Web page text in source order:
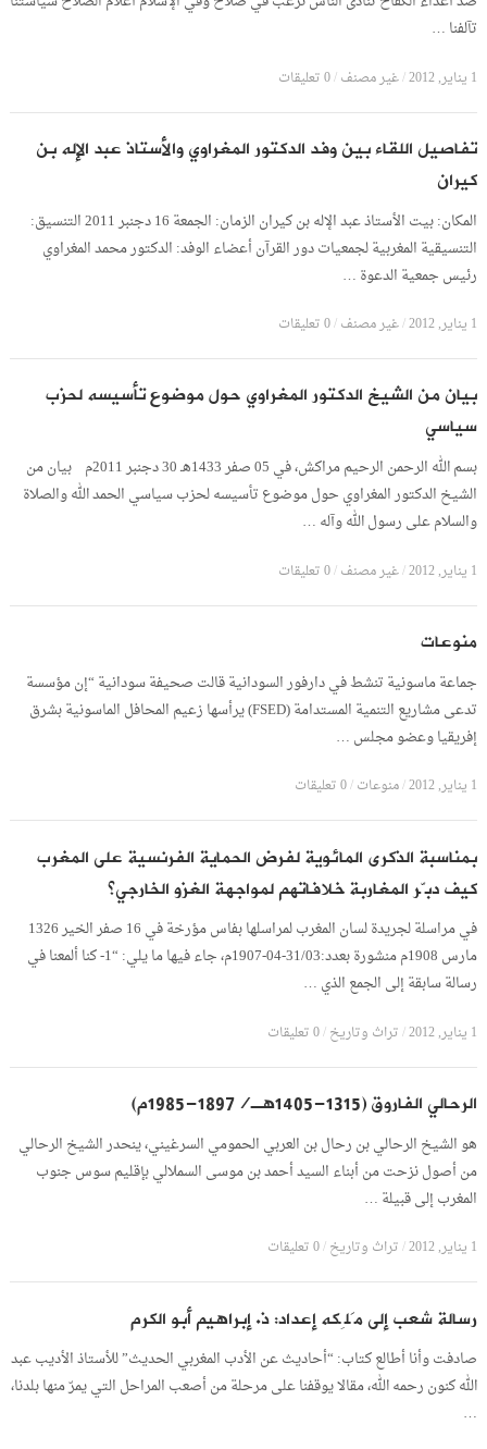
تآلفنا …
1 يناير, 2012 /غير مصنف/0 تعليقات
تفاصيل اللقاء بين وفد الدكتور المغراوي والأستاذ عبد الإله بن
كيران
المكان: بيت الأستاذ عبد الإله بن كيران الزمان: الجمعة 16 دجنبر 2011 التنسيق:
التنسيقية المغربية لجمعيات دور القرآن أعضاء الوفد: الدكتور محمد المغراوي
رئيس جمعية الدعوة …
1 يناير, 2012 /غير مصنف/0 تعليقات
بيان من الشيخ الدكتور المغراوي حول موضوع تأسيسه لحزب
سياسي
بسم الله الرحمن الرحيم مراكش، في 05 صفر 1433هـ 30 دجنبر 2011م بيان من
الشيخ الدكتور المغراوي حول موضوع تأسيسه لحزب سياسي الحمد الله والصلاة
والسلام على رسول الله وآله …
1 يناير, 2012 /غير مصنف/0 تعليقات
منوعات
جماعة ماسونية تنشط في دارفور السودانية قالت صحيفة سودانية “إن مؤسسة
تدعى مشاريع التنمية المستدامة (FSED) يرأسها زعيم المحافل الماسونية بشرق
إفريقيا وعضو مجلس …
1 يناير, 2012 /منوعات/0 تعليقات
بمناسبة الذكرى المائوية لفرض الحماية الفرنسية على المغرب
كيف دبّر المغاربة خلافاتهم لمواجهة الغزو الخارجي؟
في مراسلة لجريدة لسان المغرب لمراسلها بفاس مؤرخة في 16 صفر الخير 1326
مارس 1908م منشورة بعدد:31/03-04-1907م، جاء فيها ما يلي: “1- كنا ألمعنا في
رسالة سابقة إلى الجمع الذي …
1 يناير, 2012 /تراث وتاريخ/0 تعليقات
الرحالي الفاروق (1315-1405هـ/1897-1985م)
هو الشيخ الرحالي بن رحال بن العربي الحمومي السرغيني، ينحدر الشيخ الرحالي
من أصول نزحت من أبناء السيد أحمد بن موسى السملالي بإقليم سوس جنوب
المغرب إلى قبيلة …
1 يناير, 2012 /تراث وتاريخ/0 تعليقات
رسالة شعب إلى مَلِكه إعداد: ذ. إبراهيم أبو الكرم
صادفت وأنا أطالع كتاب: “أحاديث عن الأدب المغربي الحديث” للأستاذ الأديب عبد
الله كنون رحمه الله، مقالا يوقفنا على مرحلة من أصعب المراحل التي يمرّ منها بلدنا،
…